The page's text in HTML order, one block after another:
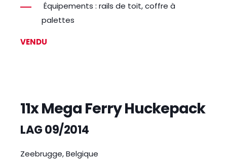
Équipements : rails de toit, coffre à
palettes
VENDU
11x Mega Ferry Huckepack
LAG 09/2014
Zeebrugge, Belgique